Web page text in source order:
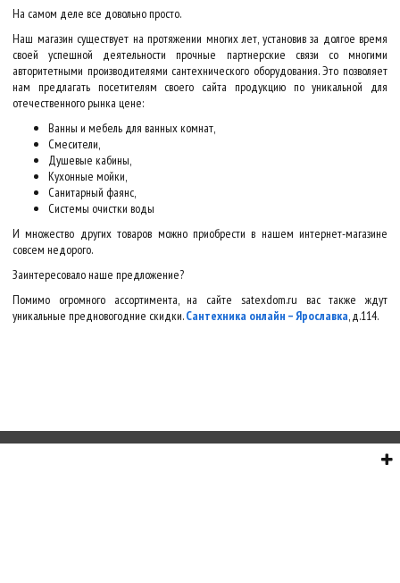
На самом деле все довольно просто.
Наш магазин существует на протяжении многих лет, установив за долгое время
своей успешной деятельности прочные партнерские связи со многими
авторитетными производителями сантехнического оборудования. Это позволяет
нам предлагать посетителям своего сайта продукцию по уникальной для
отечественного рынка цене:
Ванны и мебель для ванных комнат,
Смесители,
Душевые кабины,
Кухонные мойки,
Санитарный фаянс,
Системы очистки воды
И множество других товаров можно приобрести в нашем интернет-магазине
совсем недорого.
Заинтересовало наше предложение?
Помимо огромного ассортимента, на сайте satexdom.ru вас также ждут
уникальные предновогодние скидки.Сантехника онлайн – Ярославка, д.114.